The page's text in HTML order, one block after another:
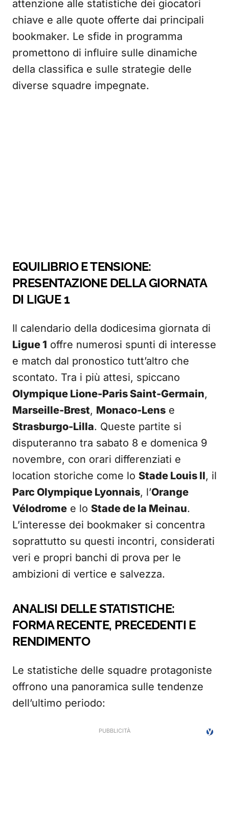
attenzione alle statistiche dei giocatori
chiave e alle quote offerte dai principali
bookmaker. Le sfide in programma
promettono di influire sulle dinamiche
della classifica e sulle strategie delle
diverse squadre impegnate.
EQUILIBRIO E TENSIONE:
PRESENTAZIONE DELLA GIORNATA
DI LIGUE 1
Il calendario della dodicesima giornata di
Ligue 1 offre numerosi spunti di interesse
e match dal pronostico tutt’altro che
scontato. Tra i più attesi, spiccano
Olympique Lione-Paris Saint-Germain,
Marseille-Brest, Monaco-Lens e
Strasburgo-Lilla. Queste partite si
disputeranno tra sabato 8 e domenica 9
novembre, con orari differenziati e
location storiche come lo Stade Louis II, il
Parc Olympique Lyonnais, l’Orange
Vélodrome e lo Stade de la Meinau.
L’interesse dei bookmaker si concentra
soprattutto su questi incontri, considerati
veri e propri banchi di prova per le
ambizioni di vertice e salvezza.
ANALISI DELLE STATISTICHE:
FORMA RECENTE, PRECEDENTI E
RENDIMENTO
Le statistiche delle squadre protagoniste
offrono una panoramica sulle tendenze
dell’ultimo periodo: